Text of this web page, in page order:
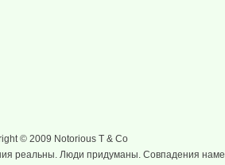
© 2009 Notorious T & Co
реальны. Люди придуманы. Совпадения